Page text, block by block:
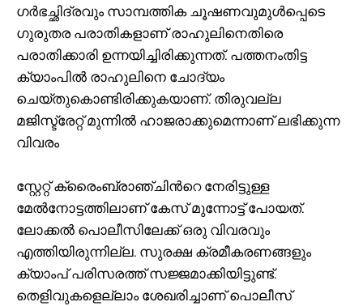
ഗര്‍ഭച്ഛിദ്രവും സാമ്പത്തിക ചൂഷണവുമുള്‍പ്പെടെ
ഗുരുതര പരാതികളാണ് രാഹുലിനെതിരെ
പരാതിക്കാരി ഉന്നയിച്ചിരിക്കുന്നത്. പത്തനംതിട്ട
ക്യാംപിൽ രാഹുലിനെ ചോദ്യം
ചെയ്തുകൊണ്ടിരിക്കുകയാണ്. തിരുവല്ല
മജിസ്ട്രേറ്റ് മുന്നിൽ ഹാജരാക്കുമെന്നാണ് ലഭിക്കുന്ന
വിവരം
സ്റ്റേറ്റ് ക്രൈംബ്രാഞ്ചിന്‍റെ നേരിട്ടുള്ള
മേൽനോട്ടത്തിലാണ് കേസ് മുന്നോട്ട് പോയത്.
ലോക്കൽ പൊലീസിലേക്ക് ഒരു വിവരവും
എത്തിയിരുന്നില്ല. സുരക്ഷ ക്രമീകരണങ്ങളും
ക്യാംപ് പരിസരത്ത് സജ്ജമാക്കിയിട്ടുണ്ട്.
തെളിവുകളെല്ലാം ശേഖരിച്ചാണ് പൊലീസ്